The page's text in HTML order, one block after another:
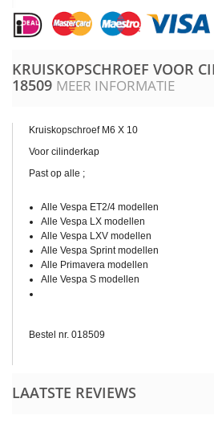
KRUISKOPSCHROEF VOOR
18509 MEER INFORMATIE
Kruiskopschroef M6 X 10
Voor cilinderkap
Past op alle ;
Alle Vespa ET2/4 modellen
Alle Vespa LX modellen
Alle Vespa LXV modellen
Alle Vespa Sprint modellen
Alle Primavera modellen
Alle Vespa S modellen
Bestel nr. 018509
LAATSTE REVIEWS